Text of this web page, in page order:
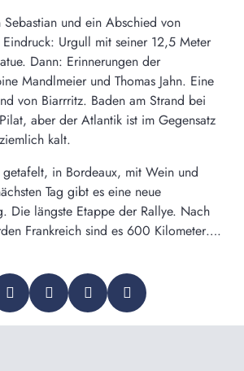
Sebastian und ein Abschied von
Urgull mit seiner 12,5 Meter
Dann: Erinnerungen der
Mandlmeier und Thomas Jahn. Eine
von Biarrritz. Baden am Strand bei
aber der Atlantik ist im Gegensatz
kalt.
in Bordeaux, mit Wein und
Tag gibt es eine neue
Die längste Etappe der Rallye. Nach
Frankreich sind es 600 Kilometer….